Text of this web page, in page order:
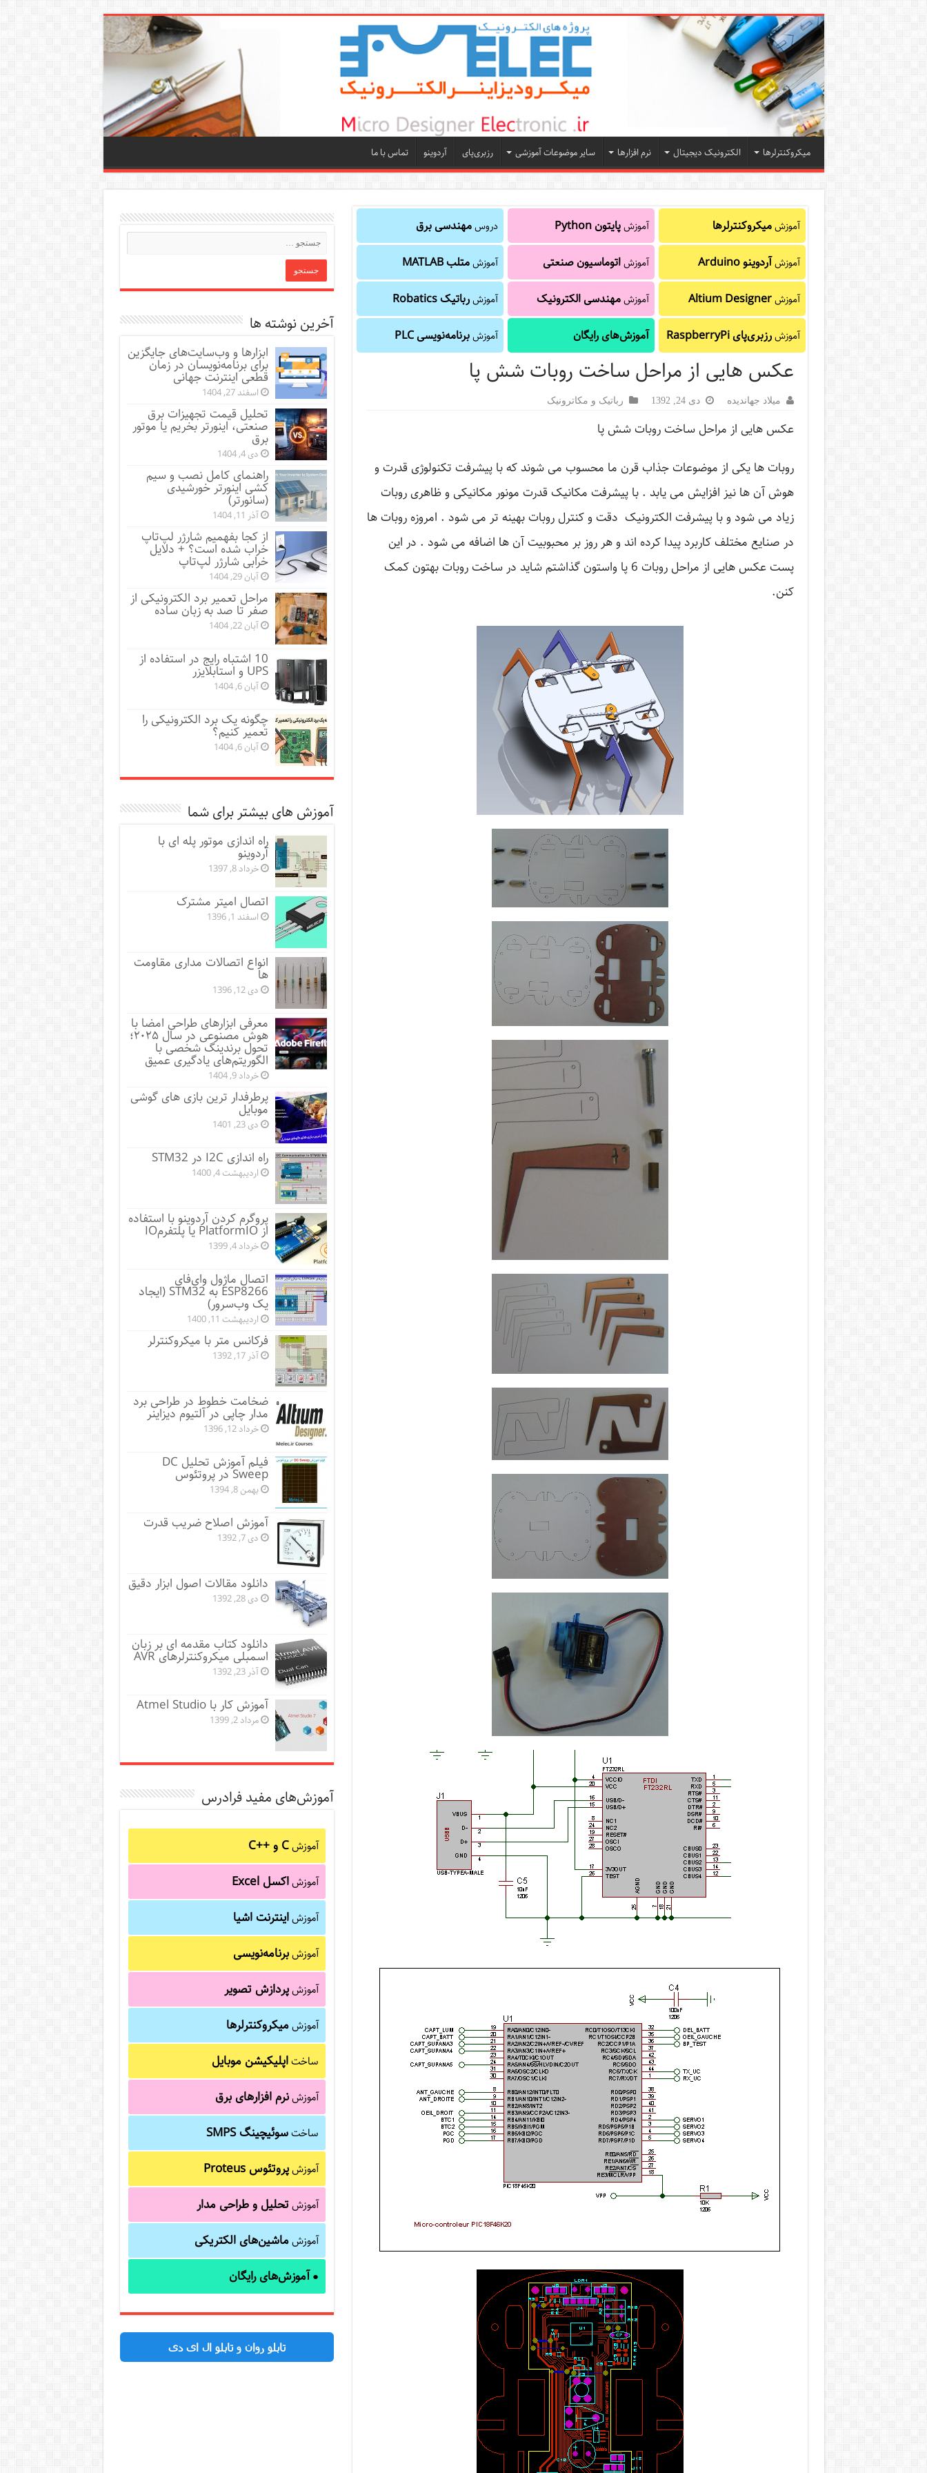
میکروکنترلرها الکترونیک دیجیتال نرم افزارها سایر موضوعات آموزشی رزبری‌پای آردوینو تماس با ما
آموزشمیکروکنترلرها
آموزشآردوینو Arduino
آموزشAltium Designer
آموزشرزبری‌پای RaspberryPi
آموزشپایتون Python
آموزشاتوماسیون صنعتی
آموزشمهندسی الکترونیک
آموزش‌های رایگان
دروسمهندسی برق
آموزشمتلب MATLAB
آموزشرباتیک Robatics
آموزشبرنامه‌نویسی PLC
عکس هایی از مراحل ساخت روبات شش پا
میلاد جهاندیده دی 24, 1392 رباتیک و مکاترونیک
عکس هایی از مراحل ساخت روبات شش پا
روبات ها یکی از موضوعات جذاب قرن ما محسوب می شوند که با پیشرفت تکنولوژی قدرت و
هوش آن ها نیز افزایش می یابد . با پیشرفت مکانیک قدرت مونور مکانیکی و ظاهری روبات
زیاد می شود و با پیشرفت الکترونیک دقت و کنترل روبات بهینه تر می شود . امروزه روبات ها
در صنایع مختلف کاربرد پیدا کرده اند و هر روز بر محبوبیت آن ها اضافه می شود . در این
پست عکس هایی از مراحل روبات 6 پا واستون گذاشتم شاید در ساخت روبات بهتون کمک
کنن.
آخرین نوشته ها
ابزارها و وب‌سایت‌های جایگزین
برای برنامه‌نویسان در زمان
قطعی اینترنت جهانی
اسفند 27, 1404
تحلیل قیمت تجهیزات برق
صنعتی، اینورتر بخریم یا موتور
برق
دی 4, 1404
راهنمای کامل نصب و سیم
کشی اینورتر خورشیدی
(سانورتر)
آذر 11, 1404
از کجا بفهمیم شارژر لپ‌تاپ
خراب شده است؟ + دلایل
خرابی شارژر لپ‌تاپ
آبان 29, 1404
مراحل تعمیر برد الکترونیکی از
صفر تا صد به زبان ساده
آبان 22, 1404
10 اشتباه رایج در استفاده از
UPS و استابلایزر
آبان 6, 1404
چگونه یک برد الکترونیکی را
تعمیر کنیم؟
آبان 6, 1404
آموزش های بیشتر برای شما
راه اندازی موتور پله ای با
آردوینو
خرداد 8, 1397
اتصال امیتر مشترک
اسفند 1, 1396
انواع اتصالات مداری مقاومت‌
ها
دی 12, 1396
معرفی ابزارهای طراحی امضا با
هوش مصنوعی در سال ۲۰۲۵؛
تحول برندینگ شخصی با
الگوریتم‌های یادگیری عمیق
خرداد 9, 1404
پرطرفدار ترین بازی های گوشی
موبایل
دی 23, 1401
راه اندازی I2C در STM32
اردیبهشت 4, 1400
پروگرم کردن آردوینو با استفاده
از PlatformIO یا پلتفرمIO
خرداد 4, 1399
اتصال ماژول وای‌فای
ESP8266 به STM32 (ایجاد
یک وب‌سرور)
اردیبهشت 11, 1400
فرکانس متر با میکروکنترلر
آذر 17, 1392
ضخامت خطوط در طراحی برد
مدار چاپی در آلتیوم دیزاینر
خرداد 12, 1396
فیلم آموزش تحلیل DC
Sweep در پروتئوس
بهمن 8, 1394
آموزش اصلاح ضریب قدرت
دی 7, 1392
دانلود مقالات اصول ابزار دقیق
دی 28, 1392
دانلود کتاب مقدمه ای بر زبان
اسمبلی میکروکنترلرهای AVR
آذر 23, 1392
آموزش کار با Atmel Studio
مرداد 2, 1399
آموزش‌های مفید فرادرس
آموزشC و C++‎
آموزشاکسل Excel
آموزشاینترنت اشیا
آموزشبرنامه‌نویسی
آموزشپردازش تصویر
آموزشمیکروکنترلرها
ساختاپلیکیشن موبایل
آموزشنرم افزارهای برق
ساختسوئیچینگ SMPS
آموزشپروتئوس Proteus
آموزشتحلیل و طراحی مدار
آموزشماشین‌های الکتریکی
●آموزش‌های رایگان
تابلو روان و تابلو ال ای دی